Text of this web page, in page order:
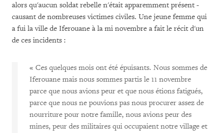
alors qu'aucun soldat rebelle n'était apparemment présent -
causant de nombreuses victimes civiles. Une jeune femme qui
a fui la ville de Iferouane à la mi novembre a fait le récit d'un
de ces incidents :
« Ces quelques mois ont été épuisants. Nous sommes de
Iferouane mais nous sommes partis le 11 novembre
parce que nous avions peur et que nous étions fatigués,
parce que nous ne pouvions pas nous procurer assez de
nourriture pour notre famille, nous avions peur des
mines, peur des militaires qui occupaient notre village et